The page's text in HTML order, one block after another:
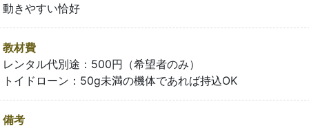
動きやすい恰好
教材費
レンタル代別途：500円（希望者のみ）
トイドローン：50g未満の機体であれば持込OK
備考